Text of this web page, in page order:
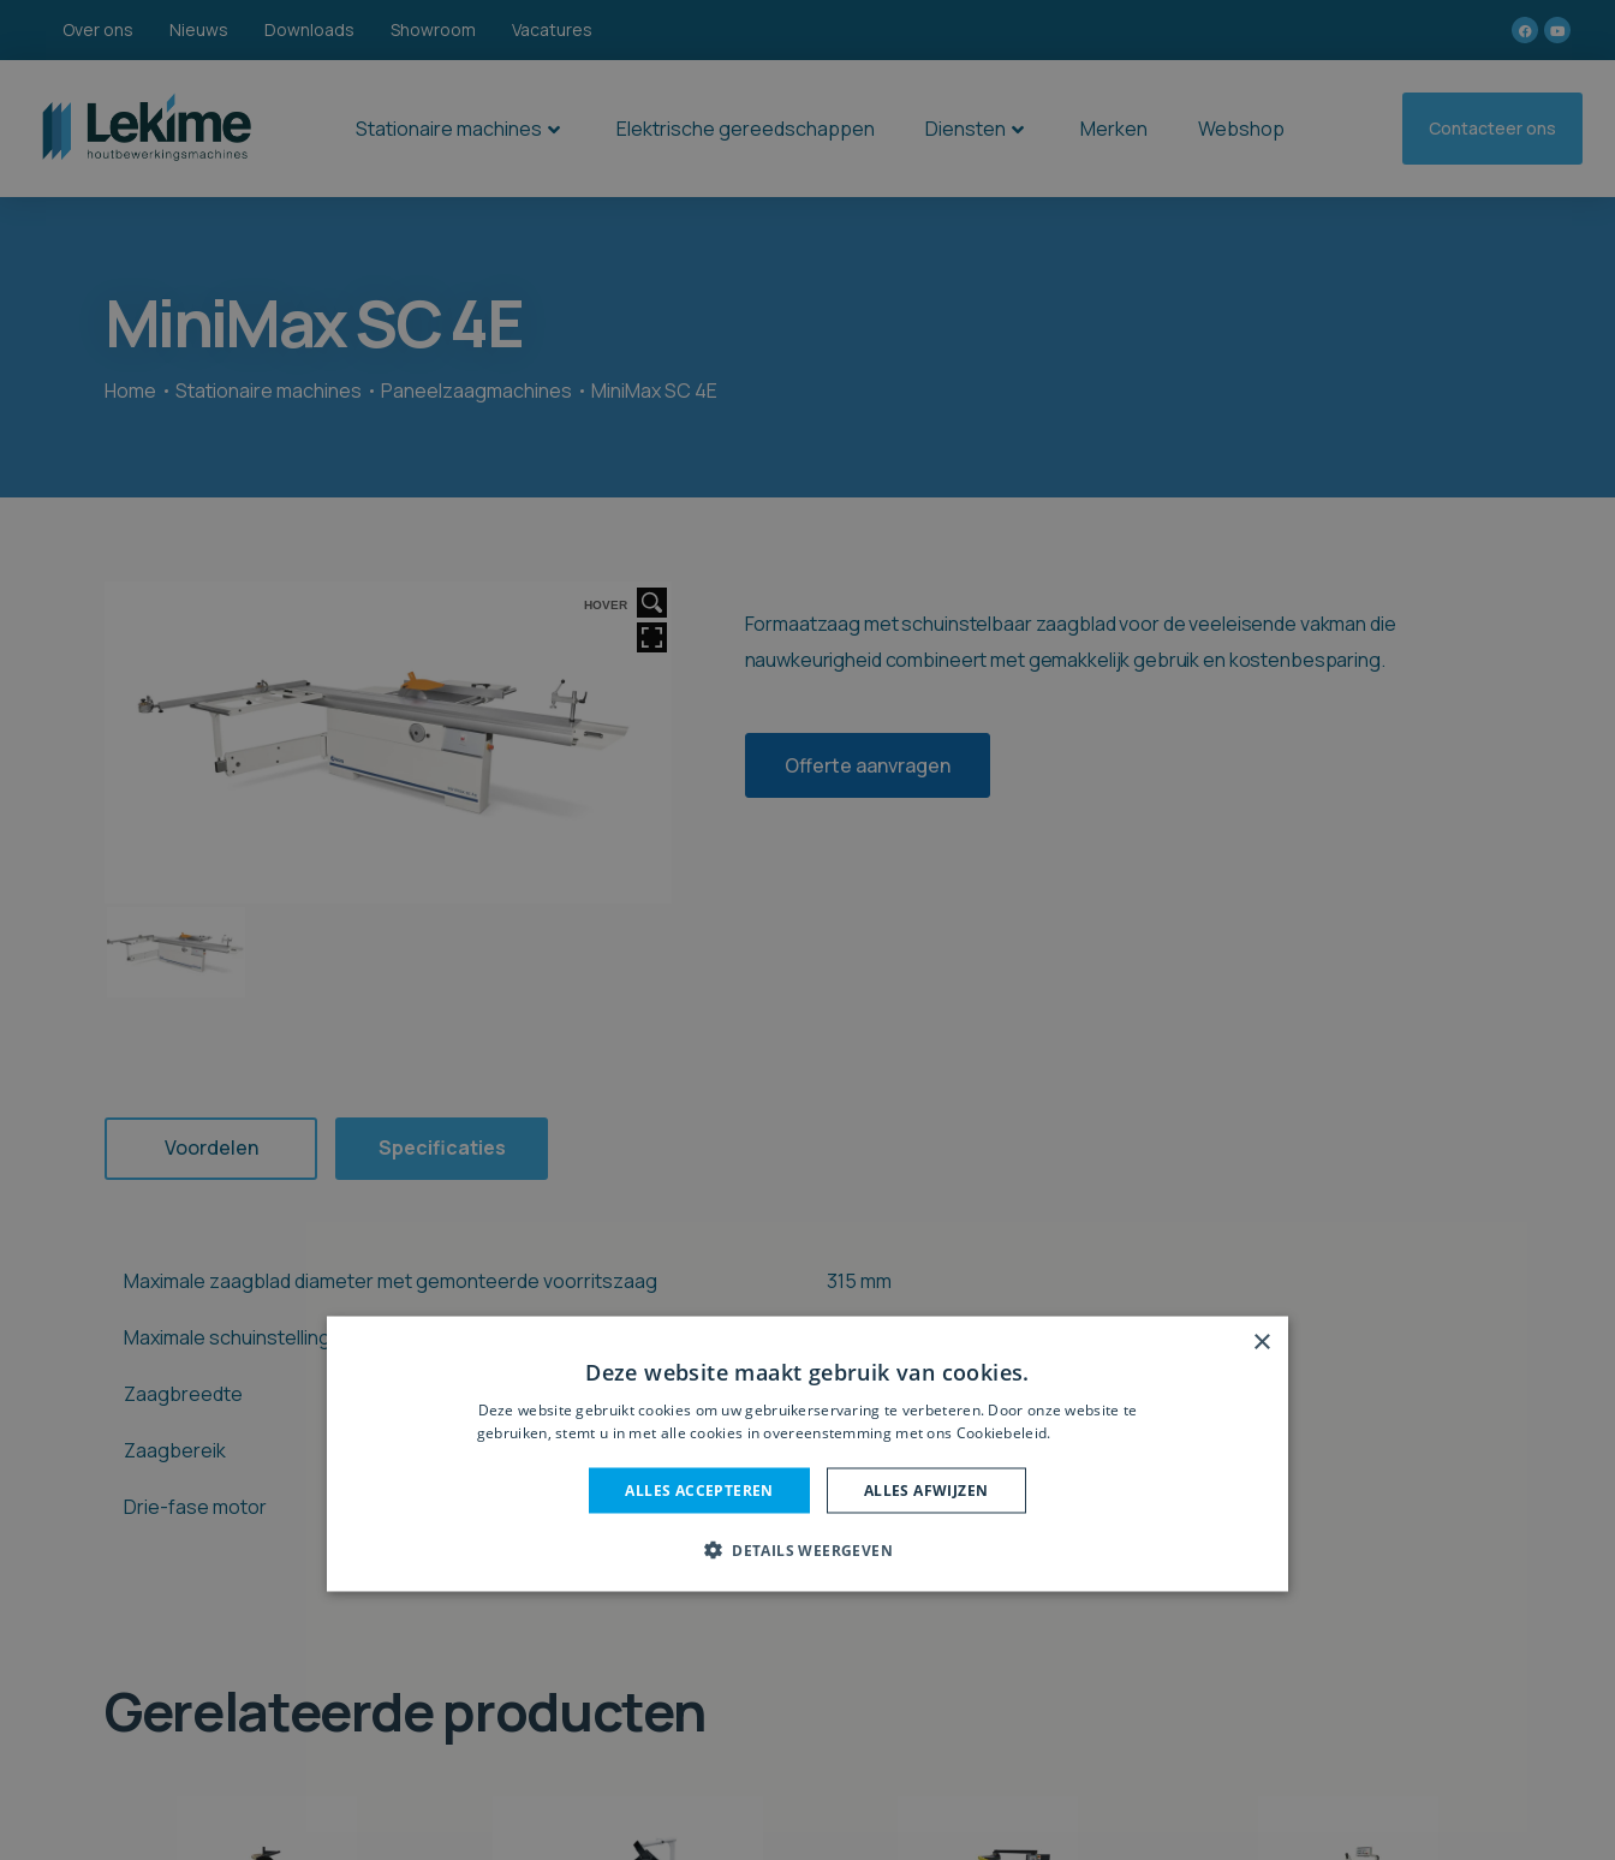
Over ons Nieuws Downloads Showroom Vacatures
Stationaire machines Elektrische gereedschappen Diensten Merken Webshop Contacteer ons
MiniMax SC 4E
Home Stationaire machines Paneelzaagmachines MiniMax SC 4E
HOVER
Formaatzaag met schuinstelbaar zaagblad voor de veeleisende vakman die
nauwkeurigheid combineert met gemakkelijk gebruik en kostenbesparing.
Offerte aanvragen
Specificaties
Voordelen
Maximale zaagblad diameter met gemonteerde voorritszaag 315 mm
Maximale schuinstelling van de tafel 90°/45°
Zaagbreedte
Zaagbereik 2600 mm
Drie-fase motor 7,5 PK
Gerelateerde producten
×
Deze website maakt gebruik van cookies.
Deze website gebruikt cookies om uw gebruikerservaring te verbeteren. Door onze website te
gebruiken, stemt u in met alle cookies in overeenstemming met ons Cookiebeleid.
ALLES ACCEPTEREN ALLES AFWIJZEN
DETAILS WEERGEVEN